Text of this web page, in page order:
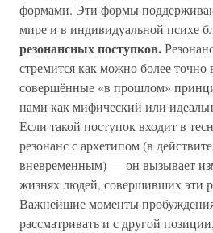
формами. Эти формы
мире и в индивидуальной психе
резонансных поступков.
стремится как можно более точно
совершённые «в прошлом»
нами как мифический или
Если такой поступок входит в
резонанс с архетипом (в
вневременным) — он вызывает
жизнях людей, совершивших эти
Важнейшие моменты
рассматривать и с другой